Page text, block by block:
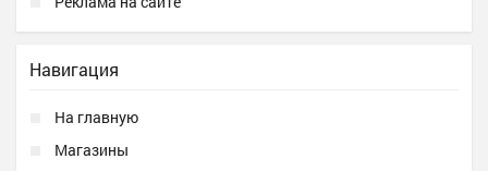
Навигация
На главную
Магазины